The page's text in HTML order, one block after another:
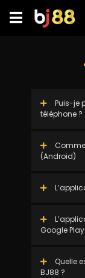
content
Puis-je
téléphone ?
(Android)
Google
Quelle
BJ88 ?